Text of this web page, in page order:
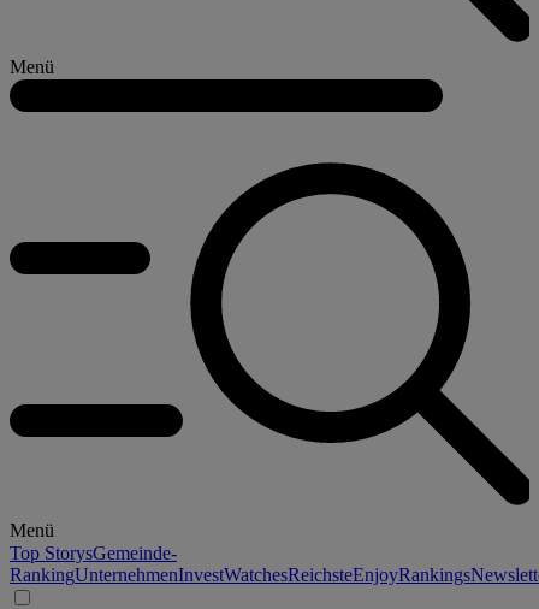
Menü
Menü
Top StorysGemeinde-
RankingUnternehmenInvestWatchesReichsteEnjoyRankings